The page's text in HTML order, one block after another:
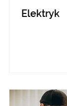
Elektryk